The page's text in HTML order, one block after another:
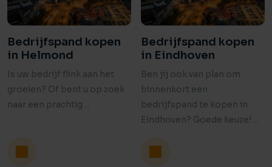
Bedrijfspand kopen
in Helmond
Is uw bedrijf flink aan het
groeien? Of bent u op zoek
naar een prachtig ...
Bedrijfspand kopen
in Eindhoven
Ben jij ook van plan om
binnenkort een
bedrijfspand te kopen in
Eindhoven? Goede keuze! ...